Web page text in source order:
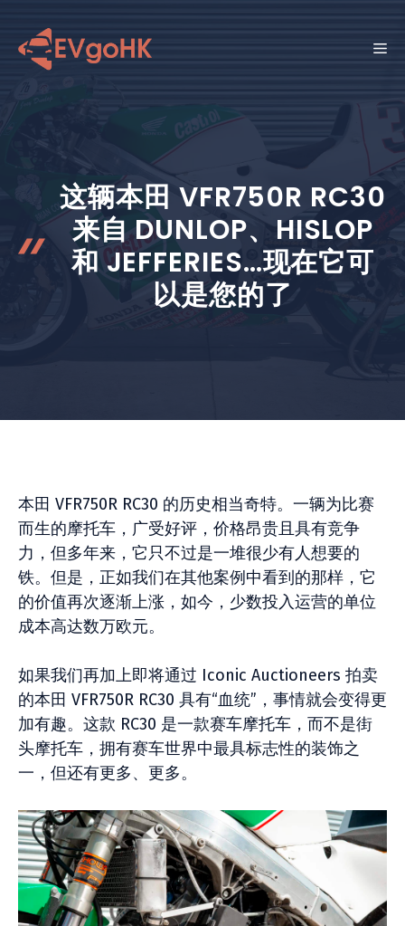
菜
这辆本田 VFR750R RC30
来自 DUNLOP、HISLOP
和 JEFFERIES…现在它可
以是您的了
本田 VFR750R RC30 的历史相当奇特。一辆为比赛
而生的摩托车，广受好评，价格昂贵且具有竞争
力，但多年来，它只不过是一堆很少有人想要的
铁。但是，正如我们在其他案例中看到的那样，它
的价值再次逐渐上涨，如今，少数投入运营的单位
成本高达数万欧元。
如果我们再加上即将通过 Iconic Auctioneers 拍卖
的本田 VFR750R RC30 具有“血统”，事情就会变得更
加有趣。这款 RC30 是一款赛车摩托车，而不是街
头摩托车，拥有赛车世界中最具标志性的装饰之
一，但还有更多、更多。